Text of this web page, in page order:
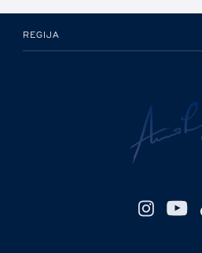
REGIJA